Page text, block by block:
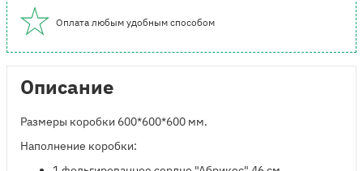
Оплата любым удобным способом
Описание
Размеры коробки 600*600*600 мм.
Наполнение коробки: